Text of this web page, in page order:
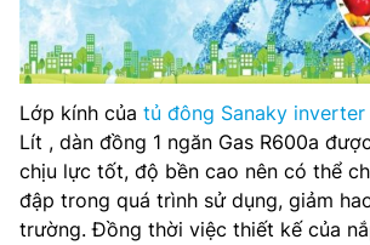
Lớp kính của tủ đông Sanaky inverter
Lít , dàn đồng 1 ngăn Gas R600a
chịu lực tốt, độ bền cao nên có thể
đập trong quá trình sử dụng, giảm
trường. Đồng thời việc thiết kế của